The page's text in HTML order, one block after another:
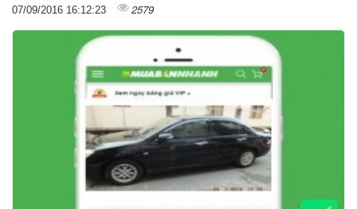
07/09/2016 16:12:23 2579